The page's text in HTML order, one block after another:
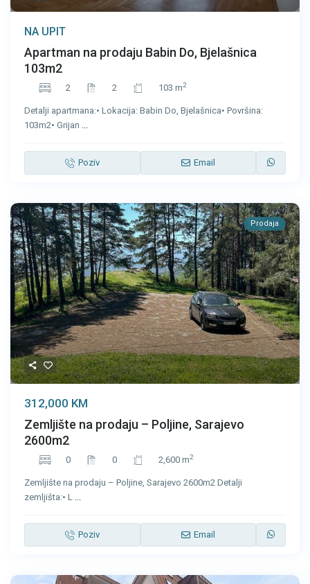
NA UPIT
Apartman na prodaju Babin Do, Bjelašnica
103m2
2 2 103 m2
Detalji apartmana:• Lokacija: Babin Do, Bjelašnica• Površina:
103m2• Grijan ...
Poziv Email
Prodaja
312,000 KM
Zemljište na prodaju – Poljine, Sarajevo
2600m2
0 0 2,600 m2
Zemljište na prodaju – Poljine, Sarajevo 2600m2 Detalji
zemljišta:• L ...
Poziv Email